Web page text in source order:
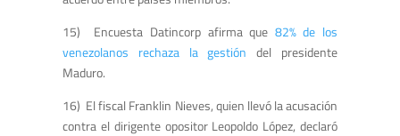
15) Encuesta Datincorp afirma que 82% de los
venezolanos rechaza la gestión del presidente
Maduro.
16) El fiscal Franklin Nieves, quien llevó la acusación
contra el dirigente opositor Leopoldo López, declaró